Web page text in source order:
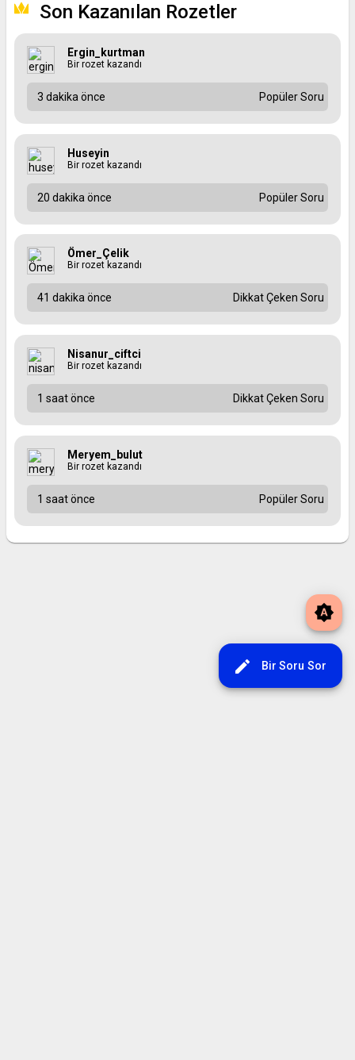
brightness_auto
edit Bir Soru Sor
Son Kazanılan Rozetler
Ergin_kurtman
Bir rozet kazandı
3 dakika önce Popüler Soru
Huseyin
Bir rozet kazandı
20 dakika önce Popüler Soru
Ömer_Çelik
Bir rozet kazandı
41 dakika önce Dikkat Çeken Soru
Nisanur_ciftci
Bir rozet kazandı
1 saat önce Dikkat Çeken Soru
Meryem_bulut
Bir rozet kazandı
1 saat önce Popüler Soru